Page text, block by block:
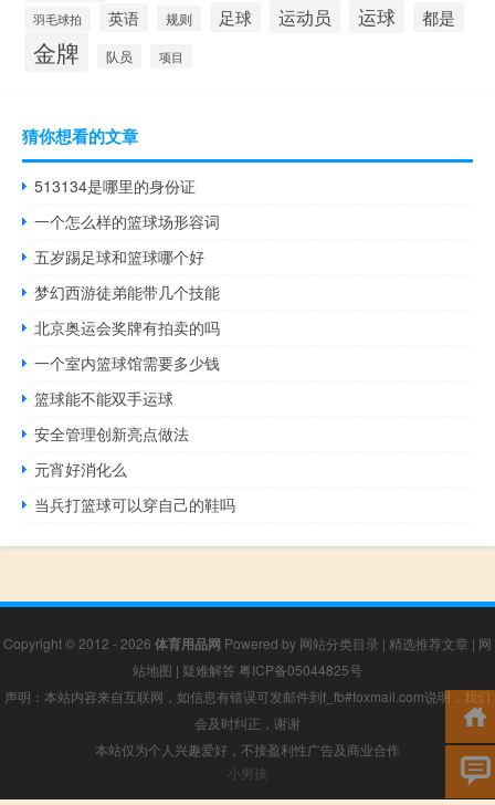
羽毛球拍 英语 规则 足球 运动员 运球 都是
金牌 队员 项目
猜你想看的文章
513134是哪里的身份证
一个怎么样的篮球场形容词
五岁踢足球和篮球哪个好
梦幻西游徒弟能带几个技能
北京奥运会奖牌有拍卖的吗
一个室内篮球馆需要多少钱
篮球能不能双手运球
安全管理创新亮点做法
元宵好消化么
当兵打篮球可以穿自己的鞋吗
Copyright © 2012 - 2026 体育用品网 Powered by 网站分类目录 | 精选推荐文章 | 网
站地图 | 疑难解答 粤ICP备05044825号
声明：本站内容来自互联网，如信息有错误可发邮件到f_fb#foxmail.com说明，我们
会及时纠正，谢谢
本站仅为个人兴趣爱好，不接盈利性广告及商业合作
小男孩